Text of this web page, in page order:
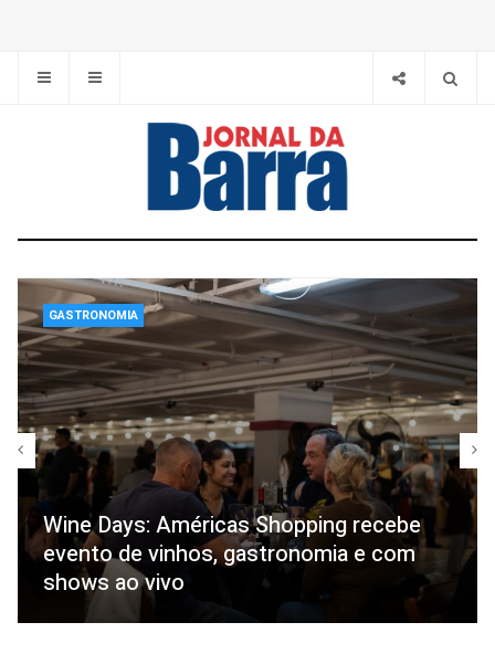
GASTRONOMIA
Wine Days: Américas Shopping recebe
evento de vinhos, gastronomia e com
shows ao vivo